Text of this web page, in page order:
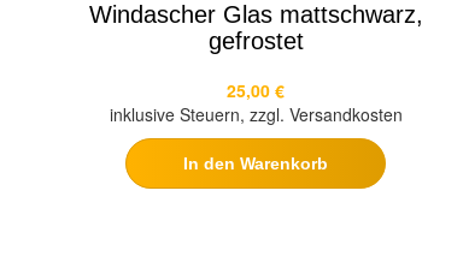
Windascher Glas mattschwarz,
gefrostet
25,00 €
inklusive Steuern, zzgl. Versandkosten
In den Warenkorb